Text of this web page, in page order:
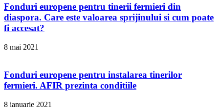
Fonduri europene pentru tinerii fermieri din
diaspora. Care este valoarea sprijinului si cum poate
fi accesat?
8 mai 2021
Fonduri europene pentru instalarea tinerilor
fermieri. AFIR prezinta conditiile
8 ianuarie 2021